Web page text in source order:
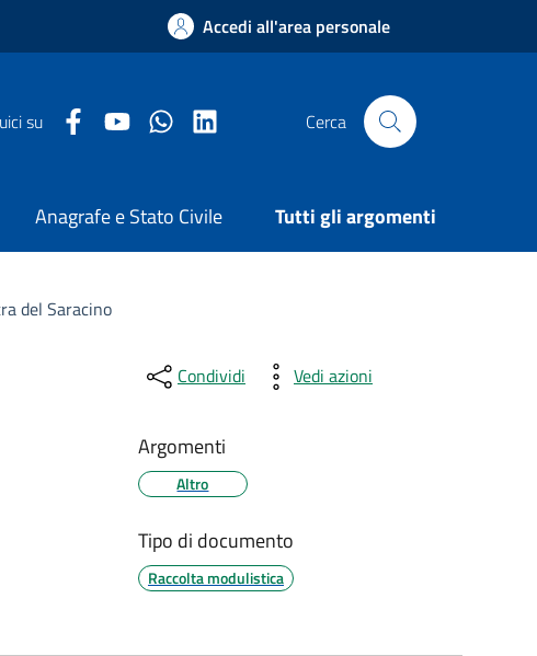
Accedi all'area personale
su Facebook Comune di Arezzo
Youtube Comune di Arezzo
Twitter Comune di Arezzo
LinkedIn Comune di Arezzo
Cerca
Anagrafe e Stato Civile Tutti gli argomenti
del Saracino
Condividi Vedi azioni
Argomenti
Altro
Tipo di documento
Raccolta modulistica